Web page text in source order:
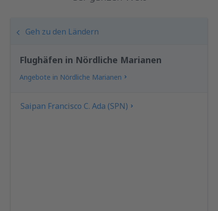
Geh zu den Ländern
Flughäfen in Nördliche Marianen
Angebote in Nördliche Marianen
Saipan Francisco C. Ada (SPN)